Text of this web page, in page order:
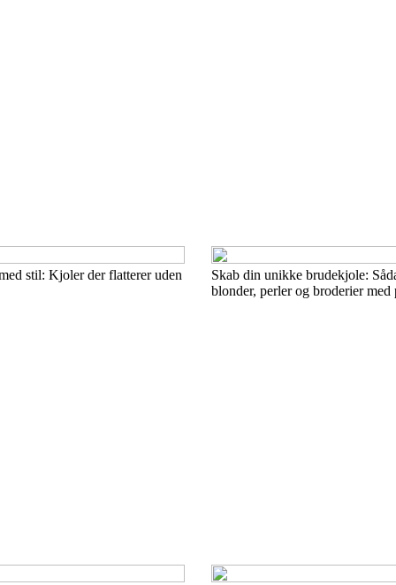
stil: Kjoler der flatterer uden
Skab din unikke brudekjole:
blonder, perler og broderier med